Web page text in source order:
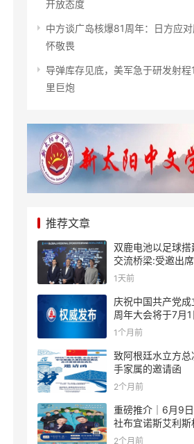
开放态度
中方谈广岛核爆81周年：日方应
怀敬畏
导弹库存见底，美军急于研发射
里巨炮
推荐文章
双鹿电池以足球搭
交流桥梁:受邀出
足协赞助商招待会
1天前
庆祝中国共产党
周年大会将于7月1
举行
1个月前
致阿根廷水立方总
手家属的邀请函
2个月前
重磅推介｜6月9
社布宜诺斯艾利斯
场！国风曲艺邂逅
2个月前